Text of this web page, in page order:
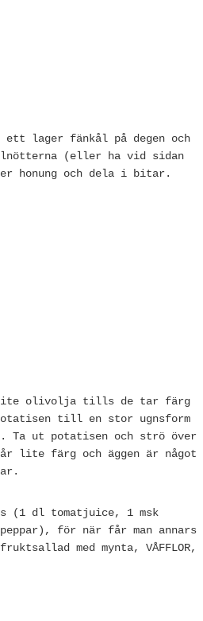
ett lager fänkål på degen och
(eller ha vid sidan
honung och dela i bitar.
i lite olivolja tills de tar färg
till en stor ugnsform
Ta ut potatisen och strö över
lite färg och äggen är något
(1 dl tomatjuice, 1 msk
för när får man annars
med mynta, VÅFFLOR,